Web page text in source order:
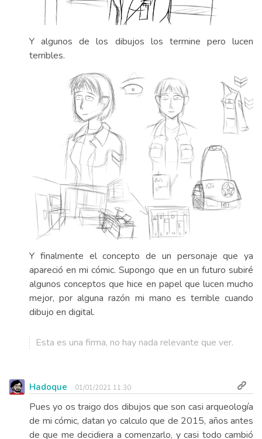
Y algunos de los dibujos los termine pero lucen
terribles.
Y finalmente el concepto de un personaje que ya
apareció en mi cómic. Supongo que en un futuro subiré
algunos conceptos que hice en papel que lucen mucho
mejor, por alguna razón mi mano es terrible cuando
dibujo en digital.
Esta es una firma, no hay nada relevante que ver.
Hadoque 01/01/2021 11:30
Pues yo os traigo dos dibujos que son casi arqueología
de mi cómic, datan yo calculo que de 2015, años antes
de que me decidiera a comenzarlo, y casi todo cambió